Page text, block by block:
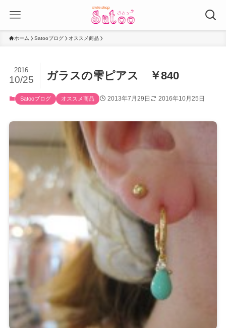
ホーム Satooブログ オススメ商品
ガラスの雫ピアス ￥840
2016
10/25
Satooブログ オススメ商品 2013年7月29日 2016年10月25日